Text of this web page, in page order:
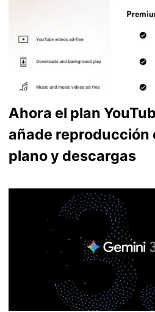
Ahora el plan
añade reproducción
plano y descargas